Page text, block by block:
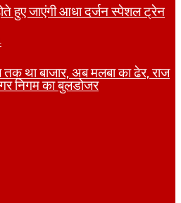
हुए जाएंगी आधा दर्जन स्पेशल ट्रेन
था बाजार, अब मलबा का ढेर, राज
निगम का बुलडोजर